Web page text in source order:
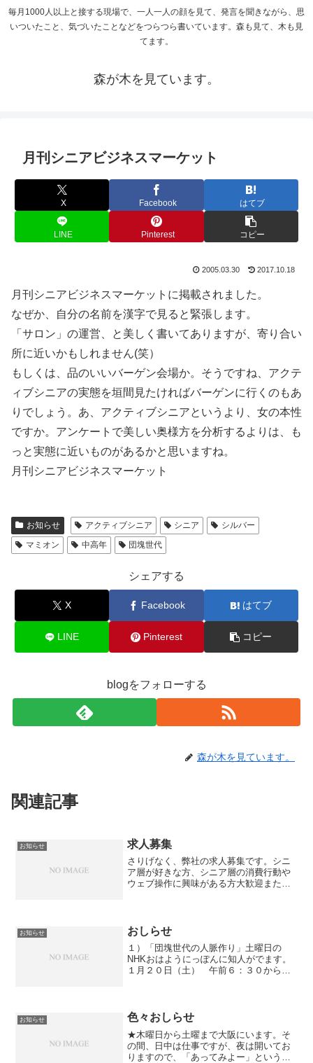
毎月1000人以上と接する現場で、一人一人の顔を見て、発言を聞きながら、思
いついたこと、気づいたことなどをつらつら書いています。森も見て、木も見
てます。
森が木を見ています。
月刊シニアビジネスマーケット
X Facebook はてブ
LINE Pinterest コピー
2005.03.30 2017.10.18
月刊シニアビジネスマーケットに掲載されました。
なぜか、自分の名前を漢字で見ると緊張します。
「サロン」の運営、と美しく書いてありますが、寄り合い
所に近いかもしれません(笑）
もしくは、品のいいバーゲン会場か。そうですね、アクテ
ィブシニアの実態を垣間見たければバーゲンに行くのもあ
りでしょう。あ、アクティブシニアというより、女の本性
ですか。アンケートで美しい奥様方を分析するよりは、も
っと実態に近いものがあるかと思いますね。
月刊シニアビジネスマーケット
お知らせ アクティブシニア シニア
シルバー
マミオン
中高年 団塊世代
シェアする
X Facebook はてブ
LINE Pinterest コピー
blogをフォローする
森が木を見ています。
関連記事
お知らせ 求人募集
さりげなく、弊社の求人募集です。シニ
ア層が好きな方、シニア層の消費行動や
ウェブ操作に興味がある方大歓迎また、
盛な方、ノリツッコミがで...
お知らせ おしらせ
１）「団塊世代の人脈作り」土曜日の
NHKおはようにっぽんに知人がでます。
１月２０日（土） 午前６：３０から
ト評価で評価委員として掲載...
お知らせ 色々おしらせ
★木曜日から土曜まで大阪にいます。そ
の間、日中は仕事ですが、夜は開いてお
りますので、「あってみよー」という奇